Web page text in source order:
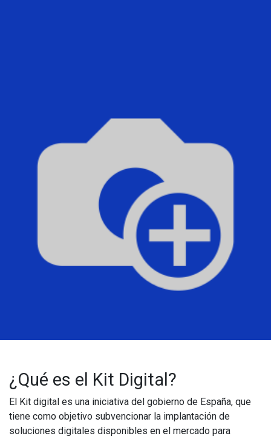
¿Qué es el Kit Digital?
El Kit digital es una iniciativa del gobierno de España, que
tiene como objetivo subvencionar la implantación de
soluciones digitales disponibles en el mercado para